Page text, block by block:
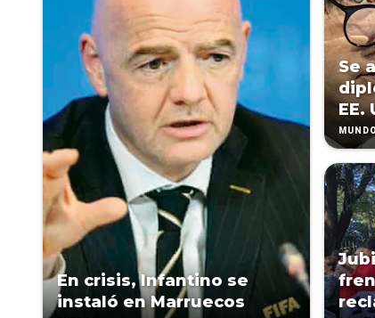
En crisis, Infantino se
instaló en Marruecos
Se
EE.
MUNDO